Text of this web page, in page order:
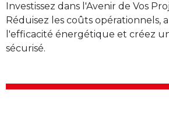
Investissez dans l'Avenir de Vos
Réduisez les coûts opérationnels,
l'efficacité énergétique et créez
sécurisé.